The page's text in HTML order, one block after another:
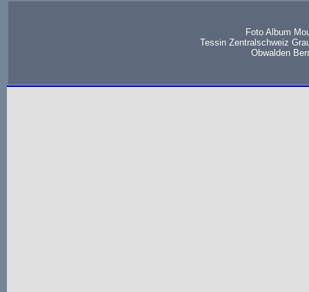
Foto Album
Tessin Zentralschweiz
Obwalden